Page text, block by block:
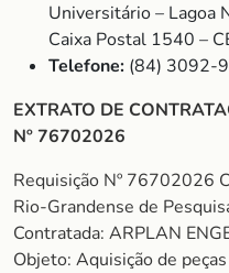
Universitário – Lagoa
Caixa Postal 1540 –
Telefone: (84) 3092-
EXTRATO DE
Nº 76702026
Requisição Nº 76702026
Rio-Grandense de
Contratada: ARPLAN
Objeto: Aquisição de